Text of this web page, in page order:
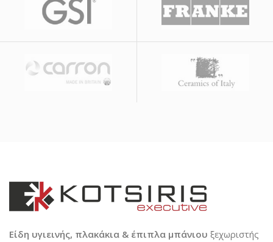
Είδη υγιεινής, πλακάκια & έπιπλα μπάνιου ξεχωριστής